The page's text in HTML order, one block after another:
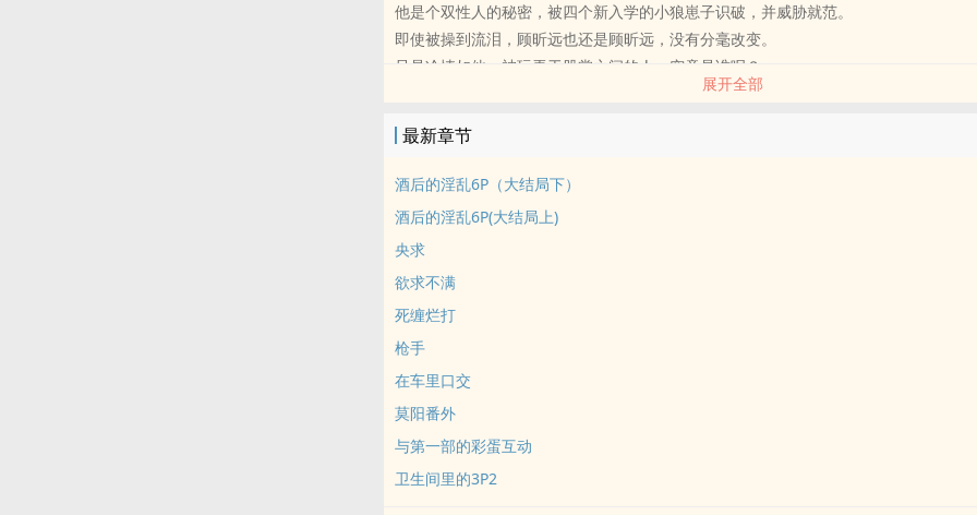
他是个双性人的秘密，被四个新入学的小狼崽子识破，并威胁就范。
即使‎被‎‌操‍‎‌到流泪，顾昕远也还是顾昕远，没有分毫改变。
只是冷情如他，被玩弄于股掌之间的人，究竟是谁呢？
本文NP，总受，冷情稳重坚毅内心强大精英大叔受，各种各样年下小狼崽子渣攻，双胞
标签： ‌‎‌高‌‌H‌ / NP / 年下 / ‍肉‌‍文‍‎‎ / 爽文 /
展开全部
最新章节
酒后的‌‍‎淫‍‎乱‌‌‍6P（大结局下）
酒后的‌‍‎淫‍‎乱‌‌‍6P(大结局上)
央求
欲求不满
死缠烂打
枪手
在车里‍口‎‌‍交‌‍‌
莫阳番外
与第一部的彩蛋互动
卫生间里的3P2